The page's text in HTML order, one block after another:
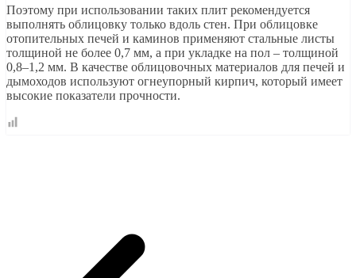
Поэтому при использовании таких плит рекомендуется
выполнять облицовку только вдоль стен. При облицовке
отопительных печей и каминов применяют стальные листы
толщиной не более 0,7 мм, а при укладке на пол – толщиной
0,8–1,2 мм. В качестве облицовочных материалов для печей и
дымоходов используют огнеупорный кирпич, который имеет
высокие показатели прочности.